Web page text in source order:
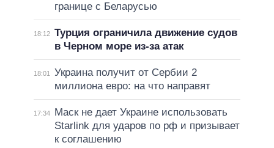
границе с Беларусью
18:12 Турция ограничила движение судов
в Черном море из-за атак
18:01
Украина получит от Сербии 2
миллиона евро: на что направят
17:34
Маск не дает Украине использовать
Starlink для ударов по рф и призывает
к соглашению